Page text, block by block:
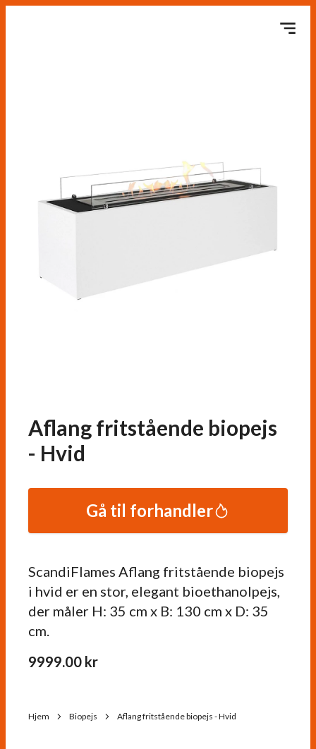
Aflang fritstående biopejs
- Hvid
ScandiFlames Aflang fritstående biopejs
i hvid er en stor, elegant bioethanolpejs,
der måler H: 35 cm x B: 130 cm x D: 35
cm.
9999.00 kr
Gå til forhandler
Hjem Biopejs Aflang fritstående biopejs - Hvid